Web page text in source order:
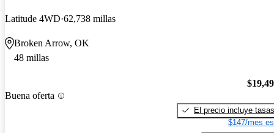
Latitude 4WD 62,738 millas
Broken Arrow, OK
48 millas
Buena oferta
El precio incluye tasas
$147/mes